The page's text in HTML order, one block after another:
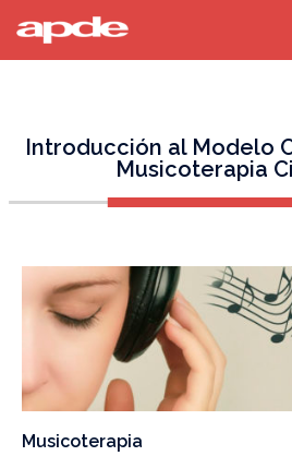
Introducción al Modelo
Musicoterapia
Musicoterapia